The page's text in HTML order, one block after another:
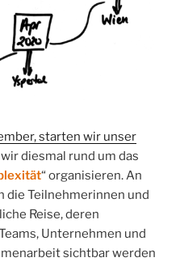
starten wir unser
wir diesmal rund um das
“ organisieren. An
die Teilnehmerinnen und
Reise, deren
Unternehmen und
sichtbar werden